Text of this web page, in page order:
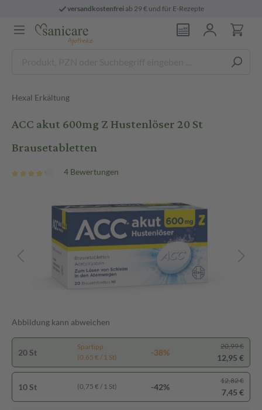
versandkostenfreiab 29 € und für E-Rezepte
Hexal Erkältung
ACC akut 600mg Z Hustenlöser 20 St
Brausetabletten
4 Bewertungen
Abbildung kann abweichen
20 St
Spartipp
(0,65 € / 1 St)
-38%
20,99 €
12,95 €
10 St (0,75 € / 1 St) -42%
12,82 €
7,45 €